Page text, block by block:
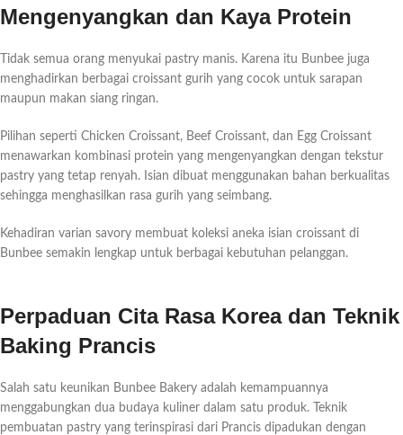
Mengenyangkan dan Kaya Protein
Tidak semua orang menyukai pastry manis. Karena itu Bunbee juga
menghadirkan berbagai croissant gurih yang cocok untuk sarapan
maupun makan siang ringan.
Pilihan seperti Chicken Croissant, Beef Croissant, dan Egg Croissant
menawarkan kombinasi protein yang mengenyangkan dengan tekstur
pastry yang tetap renyah. Isian dibuat menggunakan bahan berkualitas
sehingga menghasilkan rasa gurih yang seimbang.
Kehadiran varian savory membuat koleksi aneka isian croissant di
Bunbee semakin lengkap untuk berbagai kebutuhan pelanggan.
Perpaduan Cita Rasa Korea dan Teknik
Baking Prancis
Salah satu keunikan Bunbee Bakery adalah kemampuannya
menggabungkan dua budaya kuliner dalam satu produk. Teknik
pembuatan pastry yang terinspirasi dari Prancis dipadukan dengan